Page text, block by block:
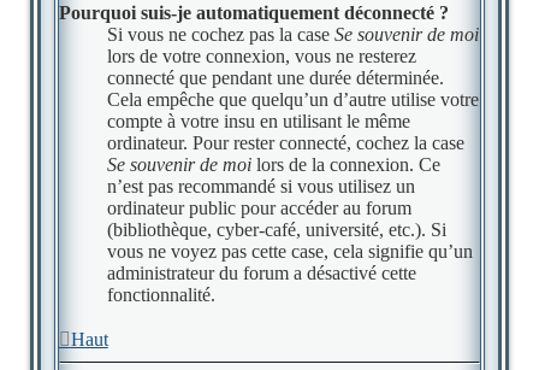
Pourquoi suis-je automatiquement déconnecté ?
Si vous ne cochez pas la case Se souvenir de moi
lors de votre connexion, vous ne resterez
connecté que pendant une durée déterminée.
Cela empêche que quelqu’un d’autre utilise votre
compte à votre insu en utilisant le même
ordinateur. Pour rester connecté, cochez la case
Se souvenir de moilors de la connexion. Ce
n’est pas recommandé si vous utilisez un
ordinateur public pour accéder au forum
(bibliothèque, cyber-café, université, etc.). Si
vous ne voyez pas cette case, cela signifie qu’un
administrateur du forum a désactivé cette
fonctionnalité.
Haut